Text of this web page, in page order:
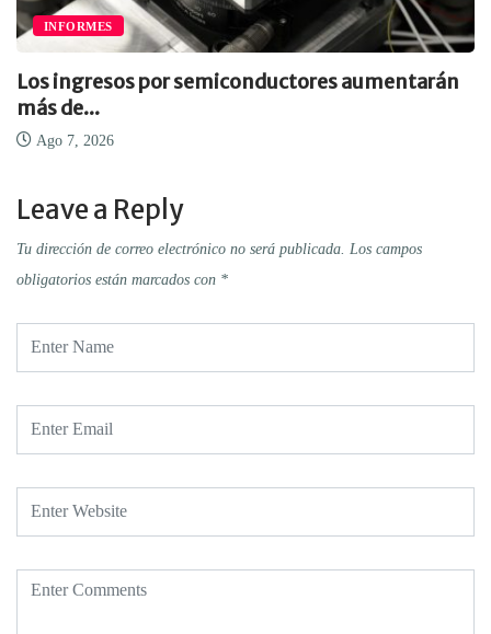
INFORMES
Los ingresos por semiconductores aumentarán
más de...
Ago 7, 2026
Leave a Reply
Tu dirección de correo electrónico no será publicada. Los campos
obligatorios están marcados con *